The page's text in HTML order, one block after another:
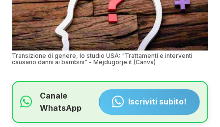
Transizione di genere, lo studio USA: "Trattamenti e interventi
causano danni ai bambini" - Mejdugorje.it (Canva)
Canale
WhatsApp
Iscriviti subito!